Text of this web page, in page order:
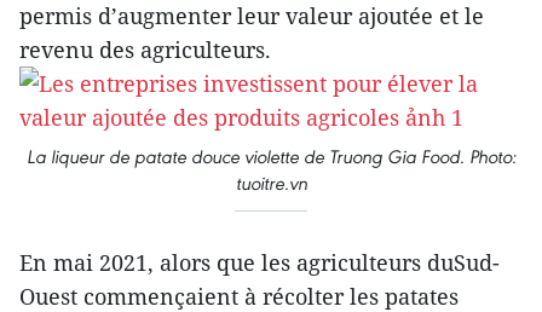
permis d’augmenter leur valeur ajoutée et le
revenu des agriculteurs.
La liqueur de patate douce violette de Truong Gia Food. Photo:
tuoitre.vn
En mai 2021, alors que les agriculteurs duSud-
Ouest commençaient à récolter les patates